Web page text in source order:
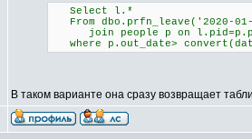
Select l.*
From dbo.prfn_leave('2020-
join people p on
where p.out_date>
В таком варианте она сразу возвращает